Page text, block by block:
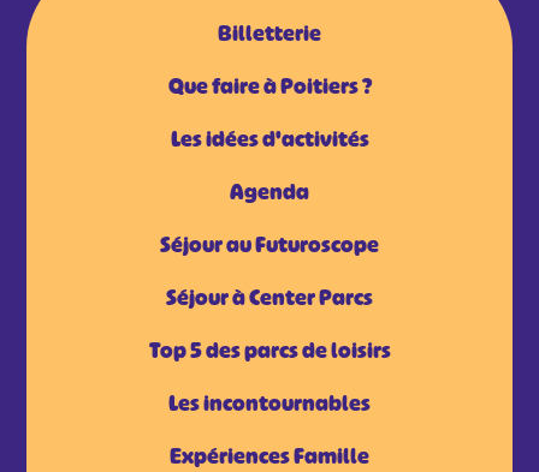
Billetterie
Que faire à Poitiers ?
Les idées d'activités
Agenda
Séjour au Futuroscope
Séjour à Center Parcs
Top 5 des parcs de loisirs
Les incontournables
Expériences Famille